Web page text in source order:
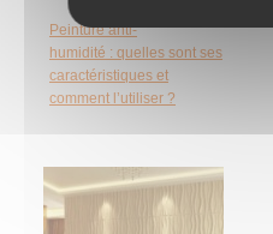
Peinture anti-
humidité : quelles sont ses
caractéristiques et
comment l’utiliser ?